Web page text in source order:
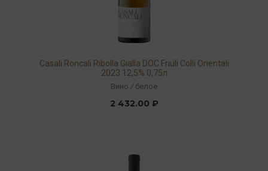
Casali Roncali Ribolla Gialla DOC Friuli Colli Orientali
2023 12,5% 0,75л
Вино / белое
2 432.00 ₽